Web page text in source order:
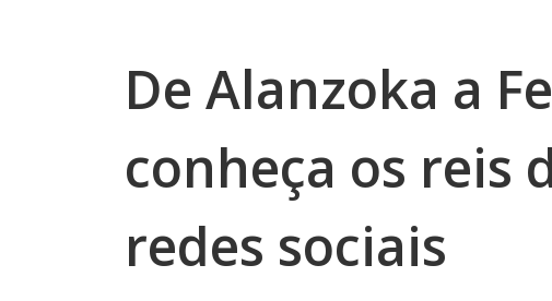
De Alanzoka a
conheça os reis
redes sociais